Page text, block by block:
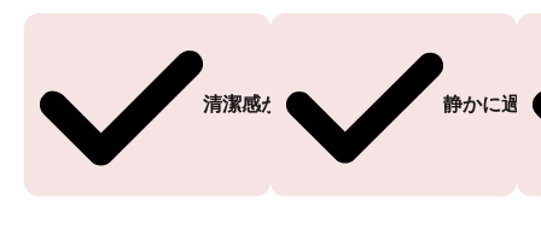
清潔感がある 静かに過